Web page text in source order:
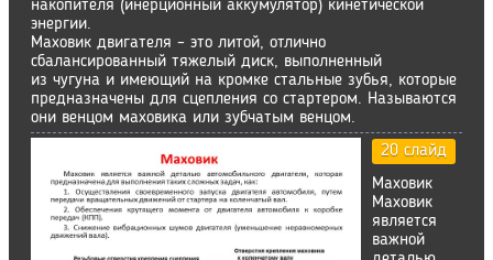
накопителя (инерционный аккумулятор) кинетической
энергии.
Маховик двигателя – это литой, отлично
сбалансированный тяжелый диск, выполненный
из чугуна и имеющий на кромке стальные зубья, которые
предназначены для сцепления со стартером. Называются
они венцом маховика или зубчатым венцом.
20 слайд
Маховик
Маховик
является
важной